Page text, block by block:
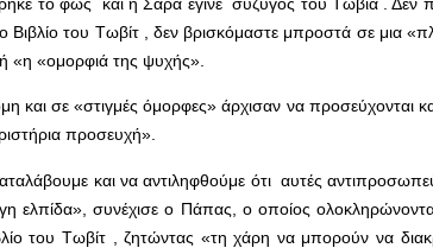
Βιβλίο του Τωβίτ , δεν βρισκόμαστε μπροστά σε μια
«η «ομορφιά της ψυχής».
και σε «στιγμές όμορφες» άρχισαν να προσεύχονται
προσευχή».
και να αντιληφθούμε ότι αυτές
ελπίδα», συνέχισε ο Πάπας, ο οποίος
του Τωβίτ , ζητώντας «τη χάρη να μπορούν να